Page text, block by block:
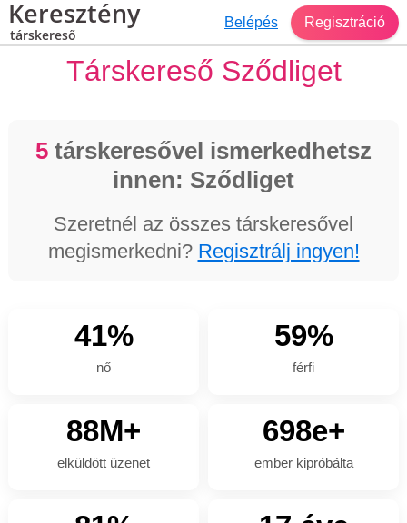
Keresztény
társkereső
Belépés Regisztráció
Társkereső Sződliget
5 társkeresővel ismerkedhetsz
innen: Sződliget
Szeretnél az összes társkeresővel
megismerkedni? Regisztrálj ingyen!
41%
nő
59%
férfi
88M+
elküldött üzenet
698e+
ember kipróbálta